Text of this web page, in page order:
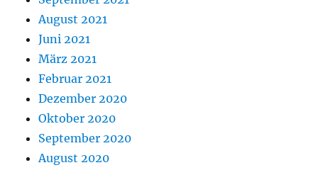
August 2021
Juni 2021
März 2021
Februar 2021
Dezember 2020
Oktober 2020
September 2020
August 2020